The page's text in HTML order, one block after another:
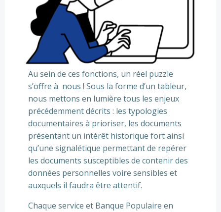
Au sein de ces fonctions, un réel puzzle
s’offre à nous ! Sous la forme d’un tableur,
nous mettons en lumière tous les enjeux
précédemment décrits : les typologies
documentaires à prioriser, les documents
présentant un intérêt historique fort ainsi
qu’une signalétique permettant de repérer
les documents susceptibles de contenir des
données personnelles voire sensibles et
auxquels il faudra être attentif.
Chaque service et Banque Populaire en